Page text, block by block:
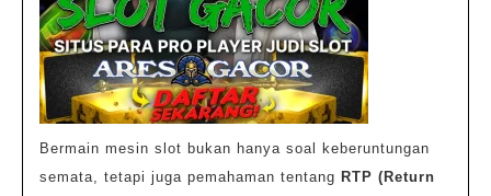
Bermain mesin slot bukan hanya soal keberuntungan
semata, tetapi juga pemahaman tentang RTP (Return